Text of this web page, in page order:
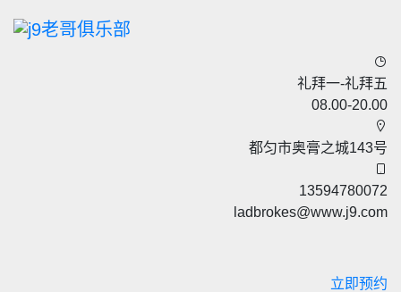
礼拜一-礼拜五
08.00-20.00
都匀市奥膏之城143号
13594780072
ladbrokes@www.j9.com
立即预约